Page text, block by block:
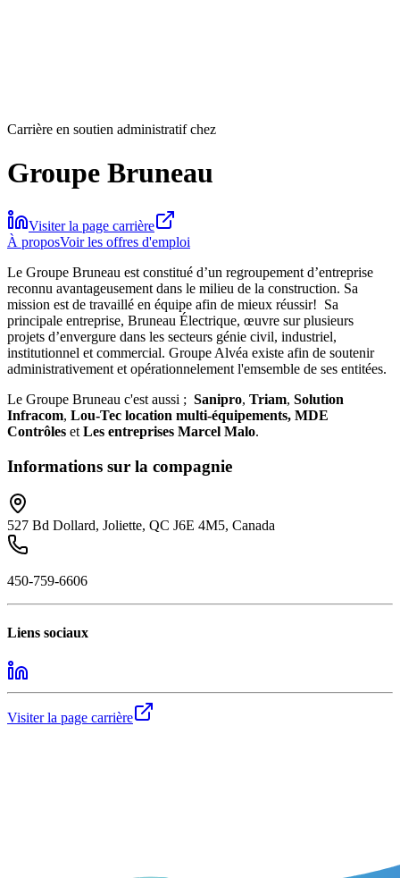
Carrière en soutien administratif chez
Groupe Bruneau
Visiter la page carrière
À proposVoir les offres d'emploi
Le Groupe Bruneau est constitué d’un regroupement d’entreprise
reconnu avantageusement dans le milieu de la construction. Sa
mission est de travaillé en équipe afin de mieux réussir! Sa
principale entreprise, Bruneau Électrique, œuvre sur plusieurs
projets d’envergure dans les secteurs génie civil, industriel,
institutionnel et commercial. Groupe Alvéa existe afin de soutenir
administrativement et opérationnelement l'emsemble de ses entitées.
Le Groupe Bruneau c'est aussi ; Sanipro, Triam, Solution
Infracom, Lou-Tec location multi-équipements, MDE
Contrôles et Les entreprises Marcel Malo.
Informations sur la compagnie
527 Bd Dollard, Joliette, QC J6E 4M5, Canada
450-759-6606
Liens sociaux
Visiter la page carrière